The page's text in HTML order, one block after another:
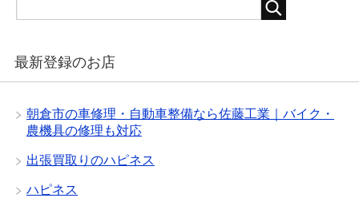
最新登録のお店
朝倉市の車修理・自動車整備なら佐藤工業｜バイク・
農機具の修理も対応
出張買取りのハピネス
ハピネス